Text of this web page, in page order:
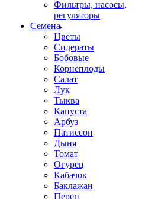
Фильтры, насосы,
регуляторы
Семена
Цветы
Сидераты
Бобовые
Корнеплоды
Салат
Лук
Тыква
Капуста
Арбуз
Патиссон
Дыня
Томат
Огурец
Кабачок
Баклажан
Перец